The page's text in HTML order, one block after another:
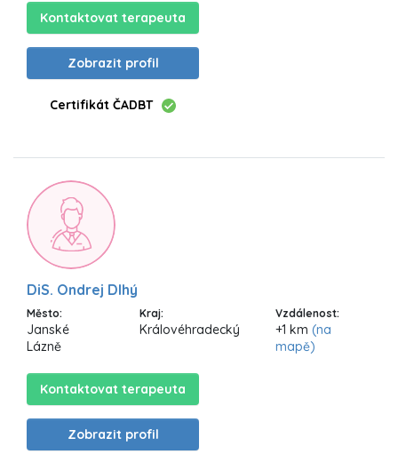
Kontaktovat terapeuta
Zobrazit profil
Certifikát ČADBT
DiS. Ondrej Dlhý
Město:
Janské
Lázně
Kraj:
Královéhradecký
Vzdálenost:
+1 km(na
mapě)
Kontaktovat terapeuta
Zobrazit profil